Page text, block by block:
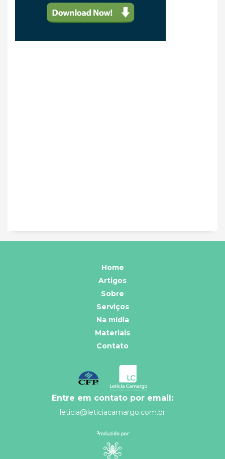
Home
Artigos
Sobre
Serviços
Na mídia
Materiais
Contato
Entre em contato por email:
leticia@leticiacamargo.com.br